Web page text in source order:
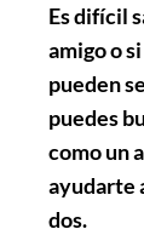
Es difícil
amigo o
pueden
puedes
como un
ayudarte
dos.